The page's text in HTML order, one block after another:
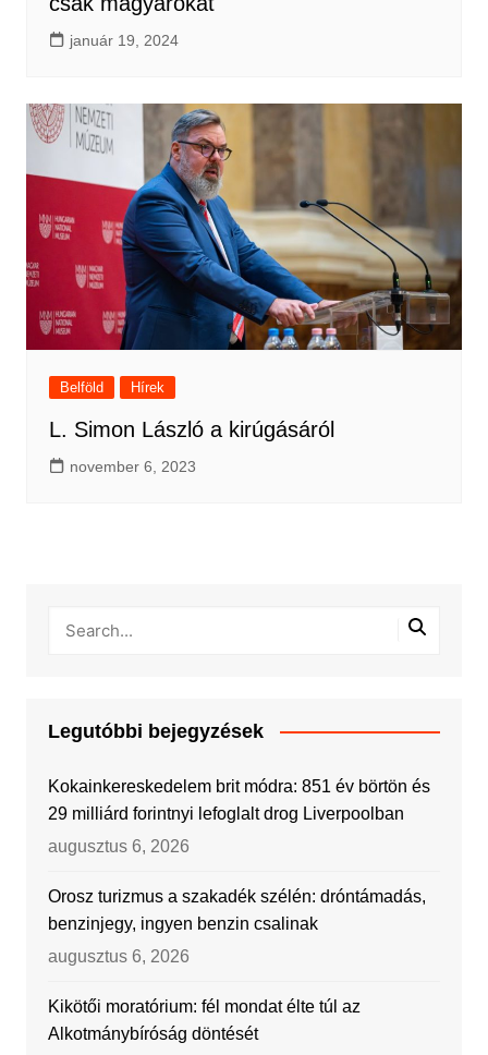
január 19, 2024
Belföld Hírek
L. Simon László a kirúgásáról
november 6, 2023
Legutóbbi bejegyzések
Kokainkereskedelem brit módra: 851 év börtön és
29 milliárd forintnyi lefoglalt drog Liverpoolban
augusztus 6, 2026
Orosz turizmus a szakadék szélén: dróntámadás,
benzinjegy, ingyen benzin csalinak
augusztus 6, 2026
Kikötői moratórium: fél mondat élte túl az
Alkotmánybíróság döntését